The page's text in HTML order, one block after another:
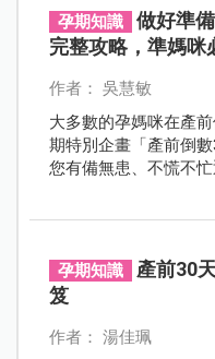
孕期知識
做好準
完整攻略，準媽咪
作者： 吳慧敏
大多數的孕媽咪在產
期特別企畫「產前倒
您有備無患、不慌不忙
孕期知識
產前30
笈
作者： 湯佳珮